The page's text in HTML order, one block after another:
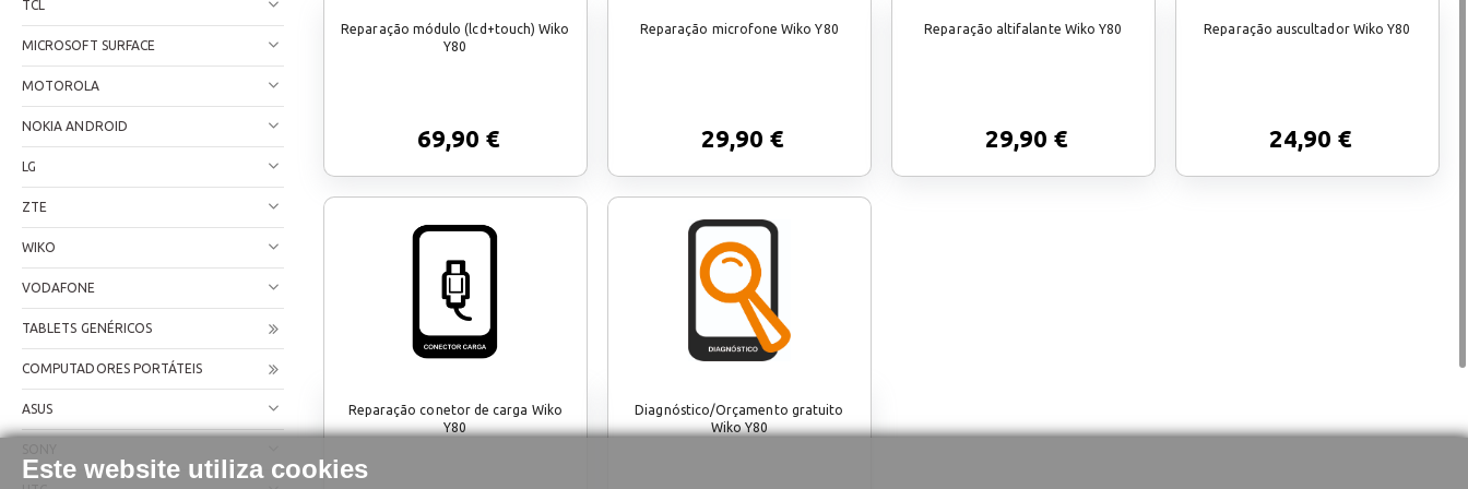
Este website utiliza cookies
TCL
MICROSOFT SURFACE
MOTOROLA
NOKIA ANDROID
LG
ZTE
WIKO
VODAFONE
TABLETS GENÉRICOS
COMPUTADORES PORTÁTEIS
ASUS
Reparação módulo (lcd+touch) Wiko
Y80
69,90 €
Reparação microfone Wiko Y80
29,90 €
Reparação altifalante Wiko Y80
29,90 €
Reparação auscultador Wiko Y80
24,90 €
Reparação conetor de carga Wiko
Y80
Diagnóstico/Orçamento gratuito
Wiko Y80